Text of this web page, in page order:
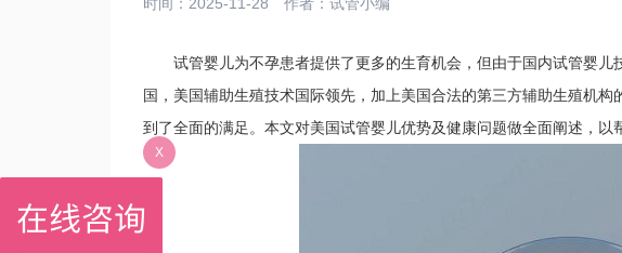
试管婴儿为不孕患者提供了更多的生育机会，但由于国内试管婴儿
国，美国辅助生殖技术国际领先，加上美国合法的第三方辅助生殖机
到了全面的满足。本文对美国试管婴儿优势及健康问题做全面阐述，以
X